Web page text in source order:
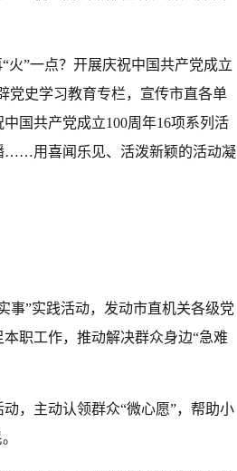
火”一点？开展庆祝中国共产党成立
党史学习教育专栏，宣传市直各单
国共产党成立100周年16项系列活
……用喜闻乐见、活泼新颖的活动凝
事”实践活动，发动市直机关各级党
职工作，推动解决群众身边“急难
，主动认领群众“微心愿”，帮助小